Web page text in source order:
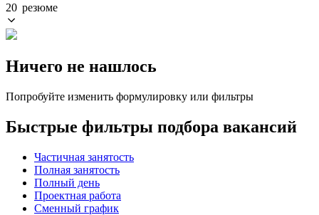
20 резюме
Ничего не нашлось
Попробуйте изменить формулировку или фильтры
Быстрые фильтры подбора вакансий
Частичная занятость
Полная занятость
Полный день
Проектная работа
Сменный график